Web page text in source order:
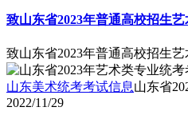
致山东省2023年普通高校招生
致山东省2023年普通高校招生
山东美术统考考试信息山东省
2022/11/29